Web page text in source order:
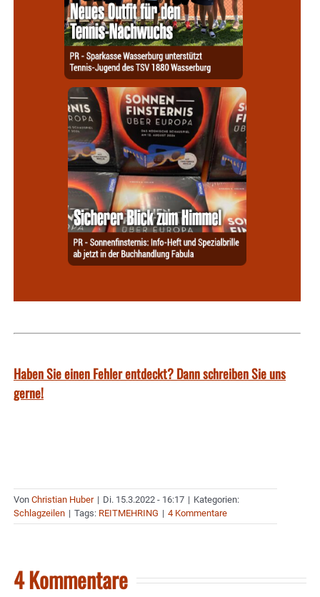
Haben Sie einen Fehler entdeckt? Dann schreiben Sie uns
gerne!
Von Christian Huber | Di. 15.3.2022 - 16:17 | Kategorien:
Schlagzeilen | Tags: REITMEHRING | 4 Kommentare
4 Kommentare